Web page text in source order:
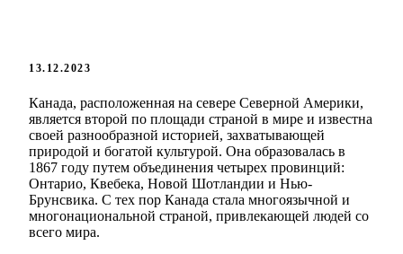
13.12.2023
Канада, расположенная на севере Северной Америки,
является второй по площади страной в мире и известна
своей разнообразной историей, захватывающей
природой и богатой культурой. Она образовалась в
1867 году путем объединения четырех провинций:
Онтарио, Квебека, Новой Шотландии и Нью-
Брунсвика. С тех пор Канада стала многоязычной и
многонациональной страной, привлекающей людей со
всего мира.